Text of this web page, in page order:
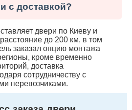
с доставкой?
двери по Киеву и
до 200 км, в том
заказал опцию монтажа
кроме временно
доставка
сотрудничеству с
перевозчиками.